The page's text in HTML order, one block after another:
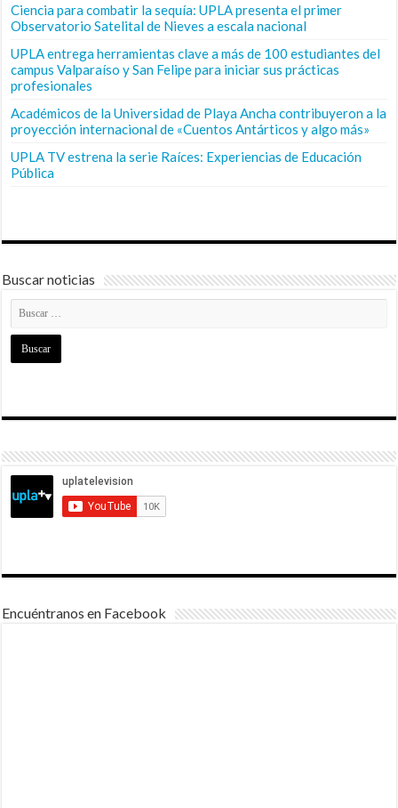
Ciencia para combatir la sequía: UPLA presenta el primer
Observatorio Satelital de Nieves a escala nacional
UPLA entrega herramientas clave a más de 100 estudiantes del
campus Valparaíso y San Felipe para iniciar sus prácticas
profesionales
Académicos de la Universidad de Playa Ancha contribuyeron a la
proyección internacional de «Cuentos Antárticos y algo más»
UPLA TV estrena la serie Raíces: Experiencias de Educación
Pública
Buscar noticias
Encuéntranos en Facebook